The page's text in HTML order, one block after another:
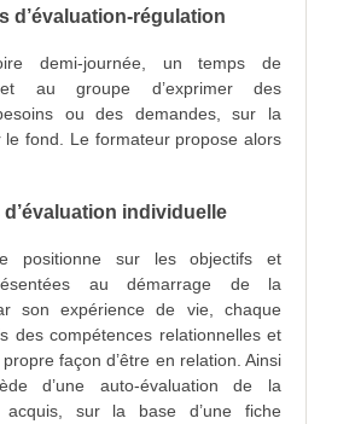
d’évaluation-régulation
demi-journée, un temps de
au groupe d’exprimer des
ou des demandes, sur la
fond. Le formateur propose alors
d’évaluation individuelle
positionne sur les objectifs et
au démarrage de la
son expérience de vie, chaque
des compétences relationnelles et
façon d’être en relation. Ainsi
d’une auto-évaluation de la
acquis, sur la base d’une fiche